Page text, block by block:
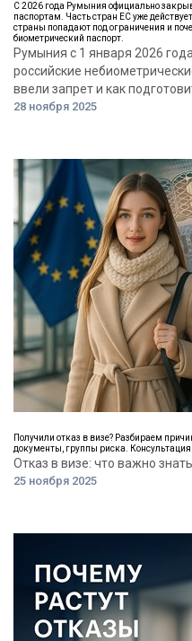
С 2026 года Румыния официально
паспортам. Часть стран ЕС уже
страны попадают под ограничения и
биометрический паспорт.
Румыния с 1 января 2026
российские
ввели запрет и как
28 ноября 2025
Получили отказ в визе? Разбираем
документы, группы риска.
Отказ в визе: что важно
25 ноября 2025